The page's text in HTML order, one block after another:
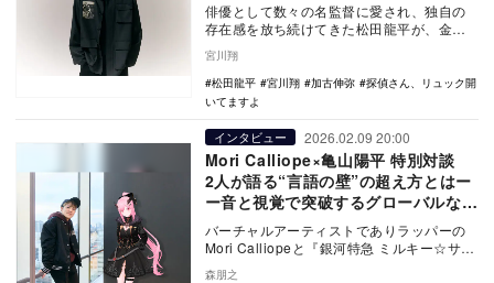
俳優として数々の名監督に愛され、独自の
存在感を放ち続けてきた松田龍平が、金曜
ナイトドラマ『探偵さん、リュック開いて
ますよ』でテレ…
宮川翔
松田龍平
宮川翔 加古伸弥
探偵さん、リュック開
いてますよ
インタビュー 2026.02.09 20:00
Mori Calliope×亀山陽平 特別対談
2人が語る“言語の壁”の超え方とはー
ー音と視覚で突破するグローバルな表
現論
バーチャルアーティストでありラッパーの
Mori Calliopeと『銀河特急 ミルキー☆サブ
ウェイ』で注目を集めている亀山陽平ー…
森朋之